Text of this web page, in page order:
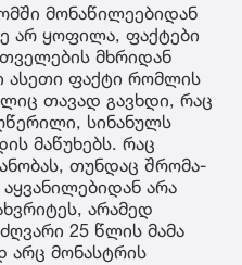
მონაწილეებიდან
არ ყოფილა, ფაქტები
მხრიდან
ფაქტი რომლის
თავად გავხდი, რაც
სინანულს
მაწუხებს. რაც
თუნდაც შრომა-
არა
არამედ
25 წლის მამა
არც მონასტრის